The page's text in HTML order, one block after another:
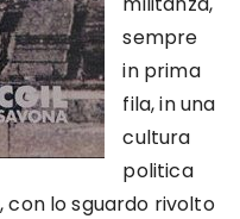
sempre
in prima
fila, in una
cultura
politica
lo sguardo rivolto